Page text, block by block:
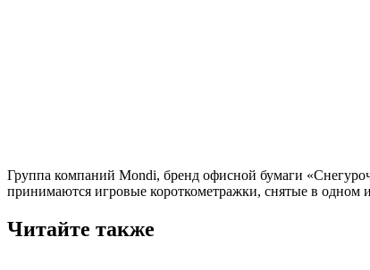
Группа компаний Mondi, бренд офисной бумаги
принимаются игровые короткометражки, снятые в одном
Читайте также